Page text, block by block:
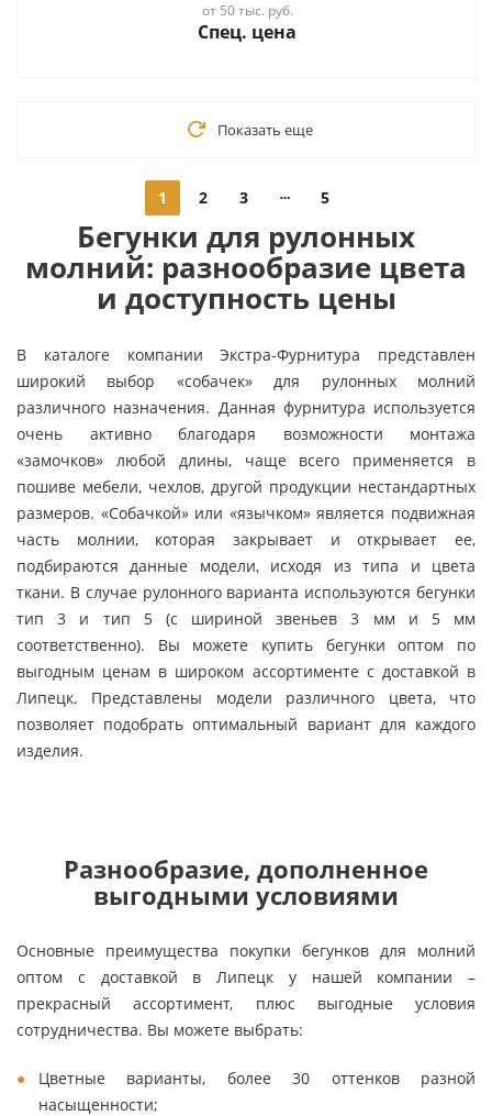
от 50 тыс. руб.
Спец. цена
Показать еще
1 2 3 5
Бегунки для рулонных
молний: разнообразие цвета
и доступность цены
В каталоге компании Экстра-Фурнитура представлен
широкий выбор «собачек» для рулонных молний
различного назначения. Данная фурнитура используется
очень активно благодаря возможности монтажа
«замочков» любой длины, чаще всего применяется в
пошиве мебели, чехлов, другой продукции нестандартных
размеров. «Собачкой» или «язычком» является подвижная
часть молнии, которая закрывает и открывает ее,
подбираются данные модели, исходя из типа и цвета
ткани. В случае рулонного варианта используются бегунки
тип 3 и тип 5 (с шириной звеньев 3 мм и 5 мм
соответственно). Вы можете купить бегунки оптом по
выгодным ценам в широком ассортименте с доставкой в
Липецк. Представлены модели различного цвета, что
позволяет подобрать оптимальный вариант для каждого
изделия.
Разнообразие, дополненное
выгодными условиями
Основные преимущества покупки бегунков для молний
оптом с доставкой в Липецк у нашей компании –
прекрасный ассортимент, плюс выгодные условия
сотрудничества. Вы можете выбрать:
Цветные варианты, более 30 оттенков разной
насыщенности;